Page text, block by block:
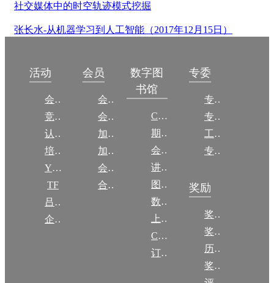
社交媒体中的时空轨迹模式挖掘
张长水-从机器学习到人工智能（2017年12月15日）
活动
会议
竞赛
认证
培训
YOCSEF
TF
吕梁振兴
企智会
会员
会员简介
会员权益
加入CCF
加入CCF
会员交费
合作伙伴
数字图
书馆
CCCF
期刊
会议
讲稿
图集
数图编审委员会
上传/发布作品
CCF DL Focus
订阅《计算》
专委
专委简介
专委条例
工作问答
专委名单
奖励
奖励动态
奖励目录
历年获奖名单
奖项推荐